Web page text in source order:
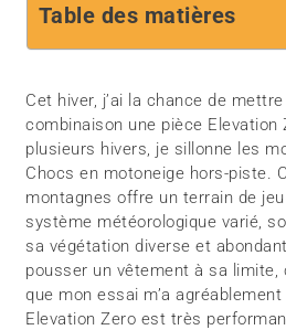
Table des matières
Cet hiver, j’ai la chance de mettre
combinaison une pièce Elevation
plusieurs hivers, je sillonne les
Chocs en motoneige hors-piste.
montagnes offre un terrain de
système météorologique varié,
sa végétation diverse et
pousser un vêtement à sa limite,
que mon essai m’a
Elevation Zero est très